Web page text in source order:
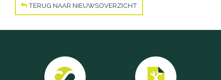
TERUG NAAR NIEUWSOVERZICHT